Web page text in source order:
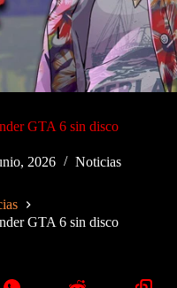
GTA 6 sin disco
2026 Noticias
GTA 6 sin disco